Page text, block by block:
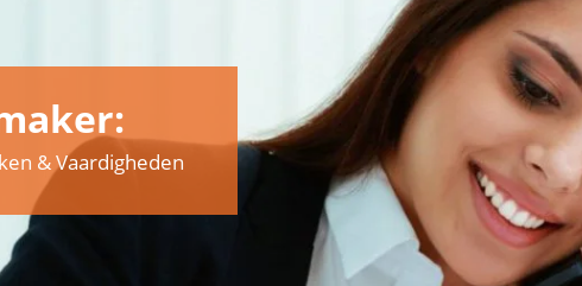
& Vaardigheden